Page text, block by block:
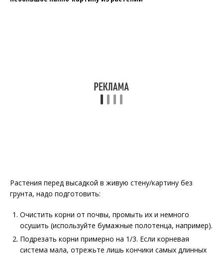
Растения перед высадкой в живую стену/картину без
грунта, надо подготовить:
Очистить корни от почвы, промыть их и немного
осушить (используйте бумажные полотенца, например).
Подрезать корни примерно на 1/3. Если корневая
система мала, отрежьте лишь кончики самых длинных